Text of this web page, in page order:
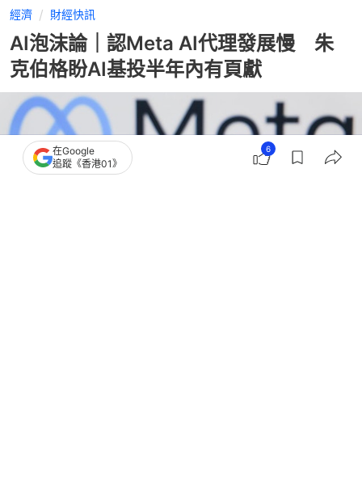
經濟 財經快訊
AI泡沫論｜認Meta AI代理發展慢 朱
克伯格盼AI基投半年內有頁獻
在Google
追蹤《香港01》
6